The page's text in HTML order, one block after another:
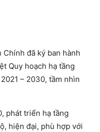
đã ký ban hành
Quy hoạch hạ tầng
– 2030, tầm nhìn
phát triển hạ tầng
hiện đại, phù hợp với